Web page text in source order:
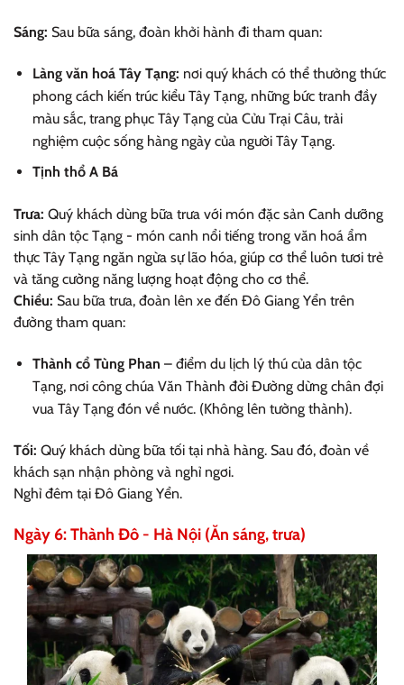
Sáng: Sau bữa sáng, đoàn khởi hành đi tham quan:
Làng văn hoá Tây Tạng: nơi quý khách có thể thưởng thức
phong cách kiến trúc kiểu Tây Tạng, những bức tranh đầy
màu sắc, trang phục Tây Tạng của Cửu Trại Câu, trải
nghiệm cuộc sống hàng ngày của người Tây Tạng.
Tịnh thổ A Bá
Trưa: Quý khách dùng bữa trưa với món đặc sản Canh dưỡng
sinh dân tộc Tạng - món canh nổi tiếng trong văn hoá ẩm
thực Tây Tạng ngăn ngừa sự lão hóa, giúp cơ thể luôn tươi trẻ
và tăng cường năng lượng hoạt động cho cơ thể.
Chiều: Sau bữa trưa, đoàn lên xe đến Đô Giang Yển trên
đường tham quan:
Thành cổ Tùng Phan – điểm du lịch lý thú của dân tộc
Tạng, nơi công chúa Văn Thành đời Đường dừng chân đợi
vua Tây Tạng đón về nước. (Không lên tường thành).
Tối: Quý khách dùng bữa tối tại nhà hàng. Sau đó, đoàn về
khách sạn nhận phòng và nghỉ ngơi.
Nghỉ đêm tại Đô Giang Yển.
Ngày 6: Thành Đô - Hà Nội (Ăn sáng, trưa)